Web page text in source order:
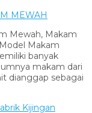
MEWAH
Mewah, Makam
Makam
banyak
makam dari
dianggap sebagai